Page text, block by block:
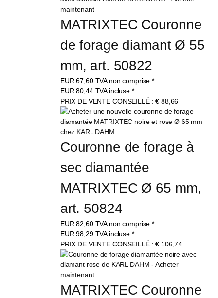
MATRIXTEC Couronne
de forage diamant Ø 55
mm, art. 50822
EUR67,60 TVA non comprise *
EUR80,44 TVA incluse *
PRIX DE VENTE CONSEILLÉ :€ 88,66
Couronne de forage à
sec diamantée
MATRIXTEC Ø 65 mm,
art. 50824
EUR82,60 TVA non comprise *
EUR98,29 TVA incluse *
PRIX DE VENTE CONSEILLÉ :€ 106,74
MATRIXTEC Couronne